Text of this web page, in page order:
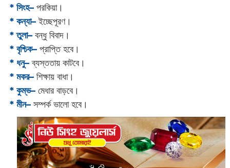
* সিংহ–পরকিয়া।
* কন্যা–ইচ্ছেপূরণ।
* তুলা–বন্ধু বিবাদ।
* বৃশ্চিক–প্রাপ্তি হবে।
* ধনু–ব্যস্ততায় কাটবে।
* মকর–শিক্ষায় বাধা।‌
* কুম্ভ–মেধার বাড়বে।
* মীন–সম্পর্ক ভালো হবে।